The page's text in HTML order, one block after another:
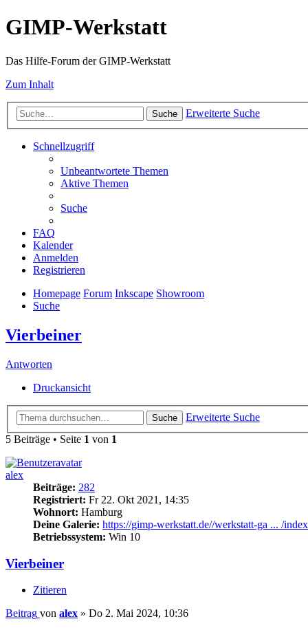
GIMP-Werkstatt
Das Hilfe-Forum der GIMP-Werkstatt
Zum Inhalt
Suche Erweiterte Suche
Schnellzugriff
Unbeantwortete Themen
Aktive Themen
Suche
FAQ
Kalender
Anmelden
Registrieren
Homepage Forum Inkscape Showroom
Suche
Vierbeiner
Antworten
Druckansicht
Suche
Erweiterte Suche
5 Beiträge • Seite 1 von 1
alex
Beiträge: 282
Registriert: Fr 22. Okt 2021, 14:35
Wohnort: Hamburg
Deine Galerie: https://gimp-werkstatt.de//werkstatt-ga ... /
Betriebssystem: Win 10
Vierbeiner
Zitieren
Beitrag von alex » Do 2. Mai 2024, 10:36